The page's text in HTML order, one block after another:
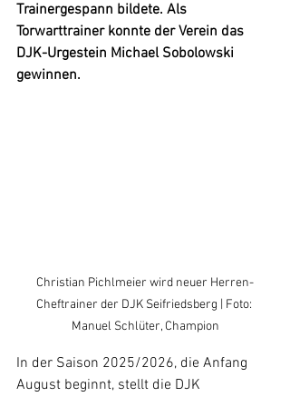
Trainergespann bildete. Als
Torwarttrainer konnte der Verein das
DJK-Urgestein Michael Sobolowski
gewinnen.
Christian Pichlmeier wird neuer Herren-
Cheftrainer der DJK Seifriedsberg | Foto:
Manuel Schlüter, Champion
In der Saison 2025/2026, die Anfang
August beginnt, stellt die DJK